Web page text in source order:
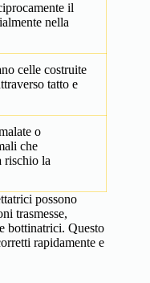
il
nella
celle costruite
tatto e
o
che
rischio la
possono
trasmesse,
bottinatrici. Questo
rapidamente e